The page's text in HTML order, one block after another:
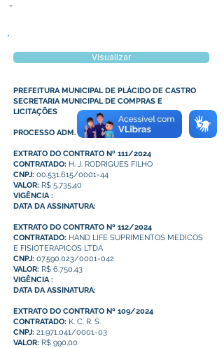
-
Visualizar
PREFEITURA MUNICIPAL DE PLÁCIDO DE CASTRO
SECRETARIA MUNICIPAL DE COMPRAS E
LICITAÇÕES
PROCESSO ADM. N°061/2023
EXTRATO DO CONTRATO Nº 111/2024
CONTRATADO: H. J. RODRIGUES FILHO
CNPJ: 00.531.615/0001-44
VALOR: R$ 5.735,40
VIGÊNCIA :
DATA DA ASSINATURA:
EXTRATO DO CONTRATO Nº 112/2024
CONTRATADO: HAND LIFE SUPRIMENTOS MEDICOS
E FISIOTERAPICOS LTDA
CNPJ: 07.590.023/0001-042
VALOR: R$ 6.750,43
VIGÊNCIA :
DATA DA ASSINATURA:
EXTRATO DO CONTRATO Nº 109/2024
CONTRATADO: K. C. R. S.
CNPJ: 21.971.041/0001-03
VALOR: R$ 990,00